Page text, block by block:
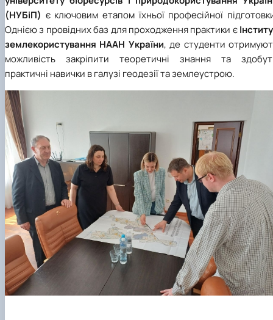
(НУБіП) є ключовим етапом їхньої професійної
Однією з провідних баз для проходження практики є
землекористування НААН України, де студенти
можливість закріпити теоретичні знання та
практичні навички в галузі геодезії та землеустрою.